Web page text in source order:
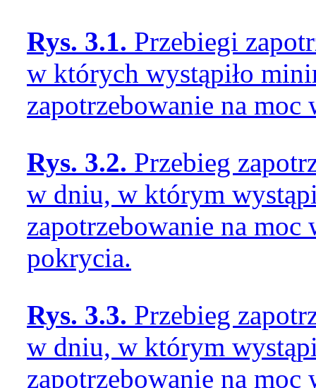
Rys. 3.1. Przebiegi
w których wystąpiło
zapotrzebowanie na moc
Rys. 3.2. Przebieg
w dniu, w którym
zapotrzebowanie na
pokrycia.
Rys. 3.3. Przebieg
w dniu, w którym
zapotrzebowanie na